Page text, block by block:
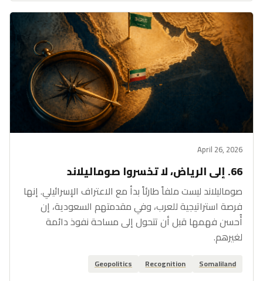
April 26, 2026
66. إلى الرياض، لا تخسروا صوماليلاند
صوماليلاند ليست ملفاً طارئاً بدأ مع الاعتراف الإسرائيلي. إنها
فرصة استراتيجية للعرب، وفي مقدمتهم السعودية، إن
أُحسن فهمها قبل أن تتحول إلى مساحة نفوذ دائمة
لغيرهم.
Somaliland
Recognition
Geopolitics